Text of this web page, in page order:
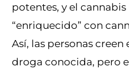
potentes, y el
“enriquecido” con
Así, las personas
droga conocida, pero